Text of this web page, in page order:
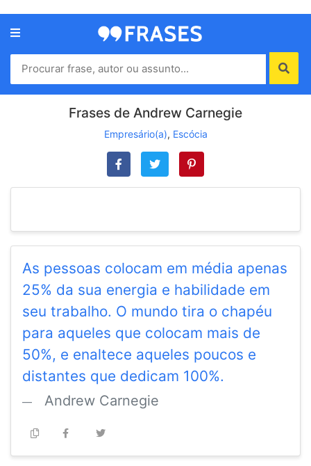
Menu
Home
Autores
Frases de Andrew Carnegie
Empresário(a), Escócia
As pessoas colocam em média apenas
25% da sua energia e habilidade em
seu trabalho. O mundo tira o chapéu
para aqueles que colocam mais de
50%, e enaltece aqueles poucos e
distantes que dedicam 100%.
Andrew Carnegie